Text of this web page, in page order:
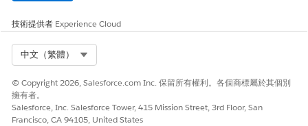
業務與整合考量事項
實作程式設計輪替需要 Salesforce API 與用戶端應用程式之間的協
調,以確保轉換至新認證會發生,而不會造成服務停機或驗證失敗。
建議的補救措施
使用「外部用戶端應用程式認證 REST API」來暫存新認證、使用新
技術提供者 Experience Cloud
中文（繁體）
© Copyright 2026, Salesforce.com Inc. 保留所有權利。各個商標屬於其個別
擁有者。
Salesforce, Inc. Salesforce Tower, 415 Mission Street, 3rd Floor, San
Francisco, CA 94105, United States